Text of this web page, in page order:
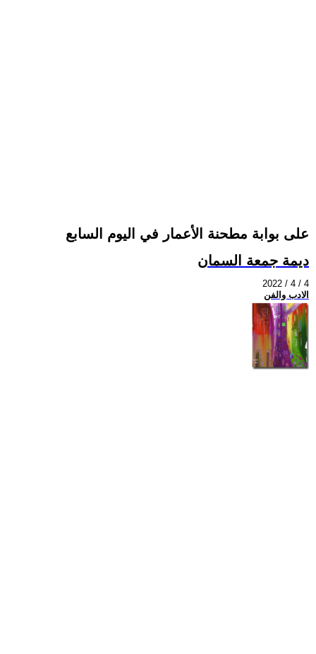
على بوابة مطحنة الأعمار في اليوم السابع
ديمة جمعة السمان
2022 / 4 / 4
الادب والفن